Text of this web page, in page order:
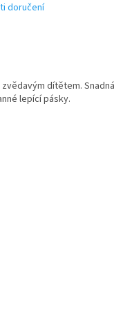
doručení
dítětem. Snadná
lepící pásky.